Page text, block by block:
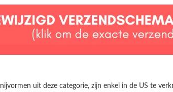
uit deze categorie, zijn enkel in de US te